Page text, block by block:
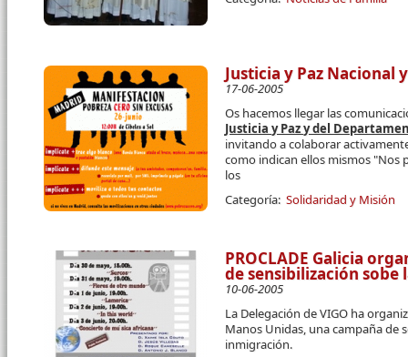
Justicia y Paz Nacional
17-06-2005
Os hacemos llegar las
Justicia y Paz y del
invitando a colaborar
como indican ellos mismos "Nos
los
Categoría: Solidaridad y Misión
PROCLADE Galicia
de sensibilización
10-06-2005
La Delegación de VIGO ha
Manos Unidas, una campaña de
inmigración.